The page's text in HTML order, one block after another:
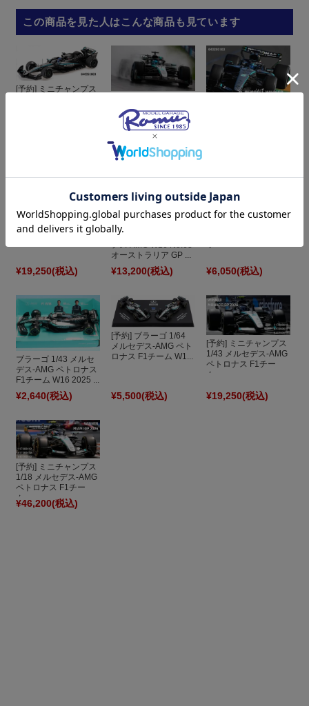
この商品を見た人はこんな商品も見ています
[予約] ミニチャンプス
メルセデス AMG W16
No.63 オーストラリ...
¥3,300 (税込)
ミニチャンプス 1/43
メルセデス AMG W14
L.ハミルトン オース...
¥19,250(税込)
スパーク 1/43 メルセ
デス AMG W16 No.63
オーストラリア GP ...
¥13,200(税込)
[予約] ミニチャンプス
ム...
¥6,050(税込)
ブラーゴ 1/43 メルセ
デス-AMG ペトロナス
F1チーム W16 2025 ...
¥2,640(税込)
[予約] ブラーゴ 1/64
メルセデス-AMG ペト
ロナス F1チーム W1...
¥5,500(税込)
[予約] ミニチャンプス
1/43 メルセデス-AMG
ペトロナス F1チー
ム...
¥19,250(税込)
[予約] ミニチャンプス
1/18 メルセデス-AMG
ペトロナス F1チー
ム...
¥46,200(税込)